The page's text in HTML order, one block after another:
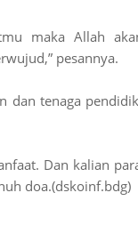
maka Allah
pesannya.
dan tenaga
Dan kalian
doa.(dskoinf.bdg)